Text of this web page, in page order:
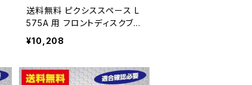
送料無料 ピクシススペース L
575A 用 フロントディスクブレ
ーキロータ.パッドセット PA4
28 （ＣＡＣ）/専用グリス付車
¥10,208